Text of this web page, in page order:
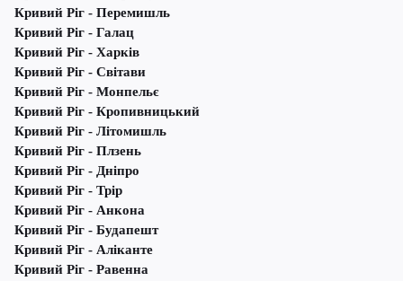
Кривий Ріг - Перемишль
Кривий Ріг - Галац
Кривий Ріг - Харків
Кривий Ріг - Світави
Кривий Ріг - Монпельє
Кривий Ріг - Кропивницький
Кривий Ріг - Літомишль
Кривий Ріг - Плзень
Кривий Ріг - Дніпро
Кривий Ріг - Трір
Кривий Ріг - Анкона
Кривий Ріг - Будапешт
Кривий Ріг - Аліканте
Кривий Ріг - Равенна